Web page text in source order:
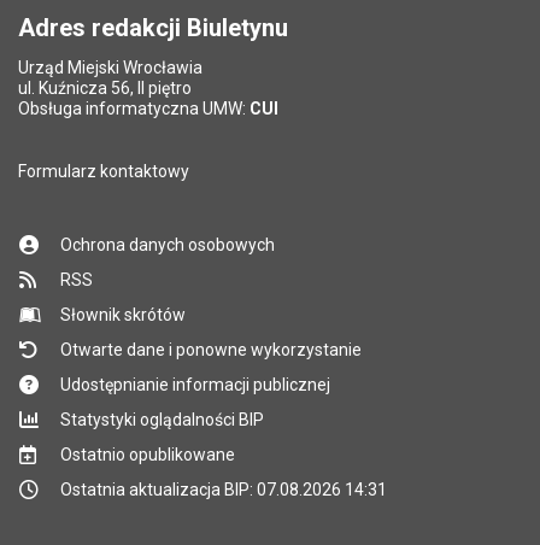
*
Pole wymagane
Adres redakcji Biuletynu
Urząd Miejski Wrocławia
ul. Kuźnicza 56, II piętro
Obsługa informatyczna UMW: CUI
Formularz kontaktowy
Ochrona danych osobowych
RSS
Słownik skrótów
Otwarte dane i ponowne wykorzystanie
Udostępnianie informacji publicznej
Statystyki oglądalności BIP
Ostatnio opublikowane
Ostatnia aktualizacja BIP: 07.08.2026 14:31